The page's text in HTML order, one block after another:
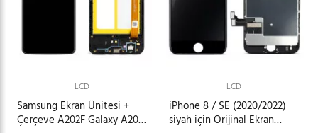
LCD
Samsung Ekran Ünitesi +
Çerçeve A202F Galaxy A20e
LCD
iPhone 8 / SE (2020/2022)
siyah için Orijinal Ekran